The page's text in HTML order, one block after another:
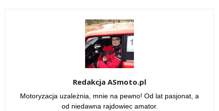
Redakcja ASmoto.pl
Motoryzacja uzależnia, mnie na pewno! Od lat pasjonat, a
od niedawna rajdowiec amator.